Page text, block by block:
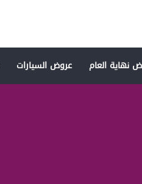
نهاية العام عروض السيارات